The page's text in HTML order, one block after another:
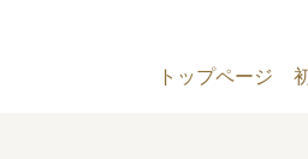
トップページ